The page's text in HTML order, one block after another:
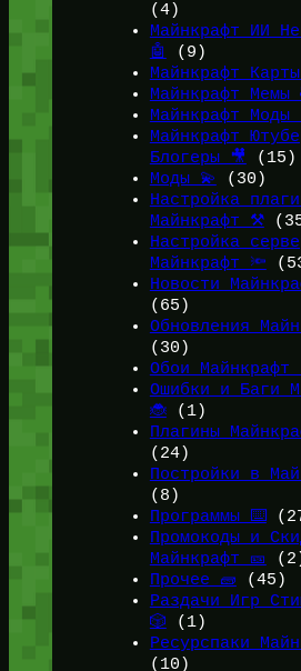
(4)
Майнкрафт ИИ
🤖
(9)
Майнкрафт
Майнкрафт Мемы
Майнкрафт Моды
Майнкрафт
Блогеры 🎥
(15)
Моды 💫
(30)
Настройка
Майнкрафт ⚒️
Настройка
Майнкрафт 🔦
Новости
(65)
Обновления
(30)
Обои Майнкрафт
Ошибки и Баги
🐞(1)
Плагины
(24)
Постройки в
(8)
Программы ⌨️
Промокоды и
Майнкрафт 🎫
Прочее 🧱 (45)
Раздачи Игр
🎲 (1)
Ресурспаки
(10)